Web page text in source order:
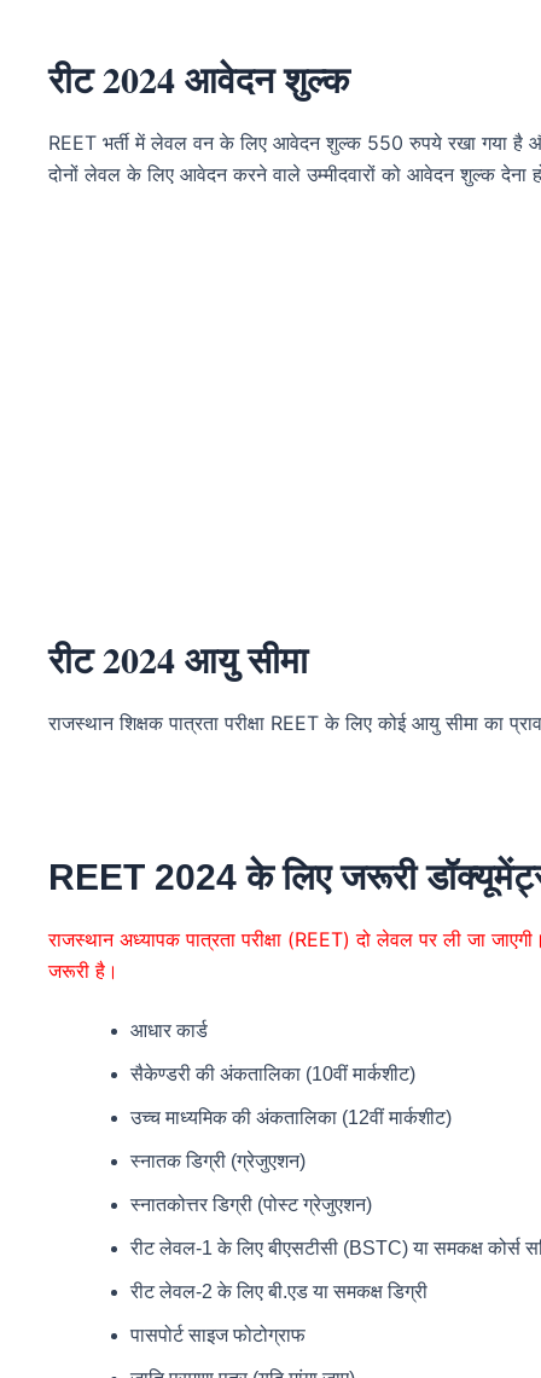
रीट 2024 आवेदन शुल्क
REET भर्ती में लेवल वन के लिए आवेदन शुल्क 550 रुपये रखा गया
दोनों लेवल के लिए आवेदन करने वाले उम्मीदवारों को आवेदन शुल्क देना
रीट 2024 आयु सीमा
राजस्थान शिक्षक पात्रता परीक्षा REET के लिए कोई आयु सीमा का
REET 2024 के लिए जरूरी
राजस्थान अध्यापक पात्रता परीक्षा (REET) दो लेवल पर ली जा
जरूरी है।
आधार कार्ड
सैकेण्डरी की अंकतालिका (10वीं मार्कशीट)
उच्च माध्यमिक की अंकतालिका (12वीं मार्कशीट)
स्नातक डिग्री (ग्रेजुएशन)
स्नातकोत्तर डिग्री (पोस्ट ग्रेजुएशन)
रीट लेवल-1 के लिए बीएसटीसी (BSTC) या समकक्ष कोर्स
रीट लेवल-2 के लिए बी.एड या समकक्ष डिग्री
पासपोर्ट साइज फोटोग्राफ